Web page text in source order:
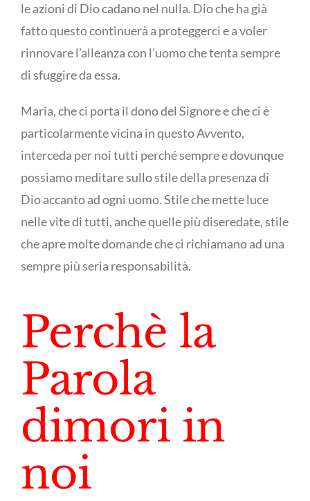
le azioni di Dio cadano nel nulla. Dio che ha già
fatto questo continuerà a proteggerci e a voler
rinnovare l’alleanza con l’uomo che tenta sempre
di sfuggire da essa.
Maria, che ci porta il dono del Signore e che ci è
particolarmente vicina in questo Avvento,
interceda per noi tutti perché sempre e dovunque
possiamo meditare sullo stile della presenza di
Dio accanto ad ogni uomo. Stile che mette luce
nelle vite di tutti, anche quelle più diseredate, stile
che apre molte domande che ci richiamano ad una
sempre più seria responsabilità.
Perchè la
Parola
dimori in
noi